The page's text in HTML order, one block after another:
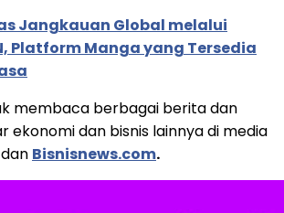
Jangkauan Global melalui
Platform Manga yang Tersedia
membaca berbagai berita dan
ekonomi dan bisnis lainnya di media
dan Bisnisnews.com.